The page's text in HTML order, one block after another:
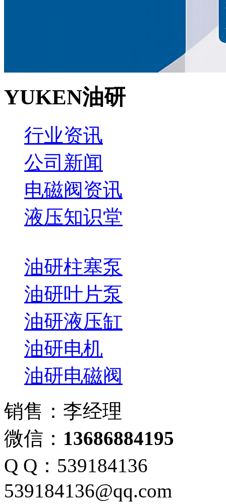
YUKEN油研
行业资讯
公司新闻
电磁阀资讯
液压知识堂
油研柱塞泵
油研叶片泵
油研液压缸
油研电机
油研电磁阀
销售：李经理
微信： 13686884195
Q Q：539184136
539184136@qq.com